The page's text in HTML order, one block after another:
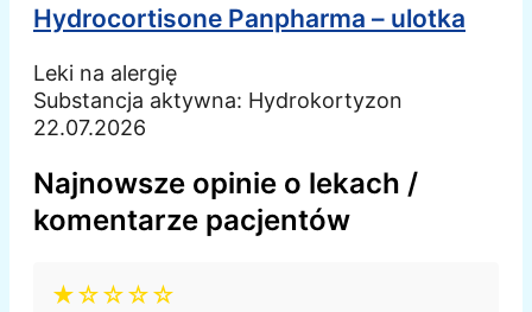
Hydrocortisone Panpharma – ulotka
Leki na alergię
Substancja aktywna: Hydrokortyzon
22.07.2026
Najnowsze opinie o lekach /
komentarze pacjentów
★☆☆☆☆